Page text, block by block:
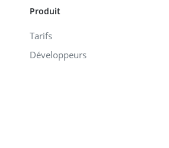
Produit
Tarifs
Développeurs